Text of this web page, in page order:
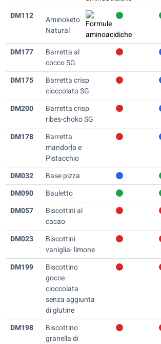
DM112
Aminoketo
Natural
DM177
Barretta al
cocco SG
DM175
Barretta crisp
cioccolato SG
DM200
Barretta crisp
ribes-choko SG
DM178
Barretta
mandorla e
Pistacchio
DM032
Base pizza
DM090
Bauletto
DM057
Biscottini al
cacao
DM023
Biscottini
vaniglia- limone
DM199
Biscottino
gocce
cioccolata
senza aggiunta
di glutine
DM198
Biscottino
granella di